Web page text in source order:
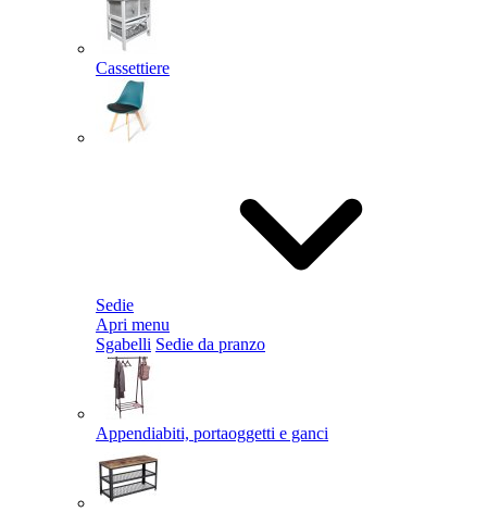
Cassettiere
Sedie
Apri menu
Sgabelli Sedie da pranzo
Appendiabiti, portaoggetti e ganci